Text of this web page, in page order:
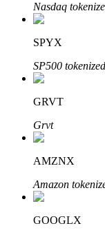
Naucz się
Dowiedz się,
Nasdaq
SPYX
SP500
GRVT
Grvt
AMZNX
Amazon
GOOGLX